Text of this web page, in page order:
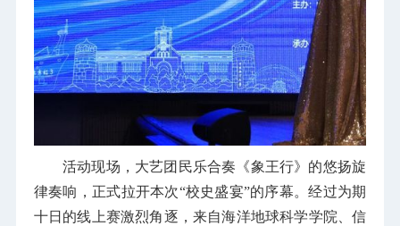
活动现场，大艺团民乐合奏《象王行》的悠扬旋
律奏响，正式拉开本次“校史盛宴”的序幕。经过为期
十日的线上赛激烈角逐，来自海洋地球科学学院、信